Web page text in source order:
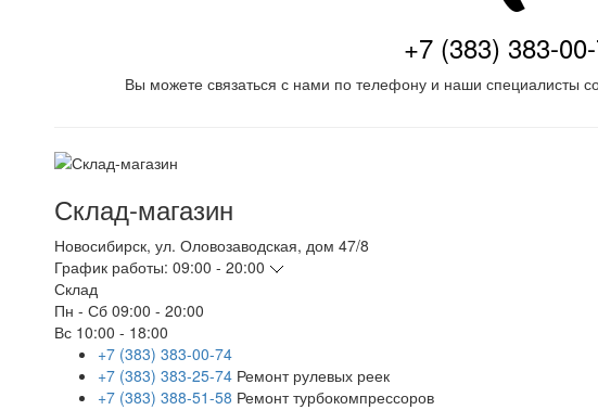
+7 (383) 383-
Вы можете связаться с нами по телефону и наши специалисты
Склад-магазин
Новосибирск, ул. Оловозаводская, дом 47/8
График работы: 09:00 - 20:00
Склад
Пн - Сб 09:00 - 20:00
Вс 10:00 - 18:00
+7 (383) 383-00-74
+7 (383) 383-25-74 Ремонт рулевых реек
+7 (383) 388-51-58 Ремонт турбокомпрессоров